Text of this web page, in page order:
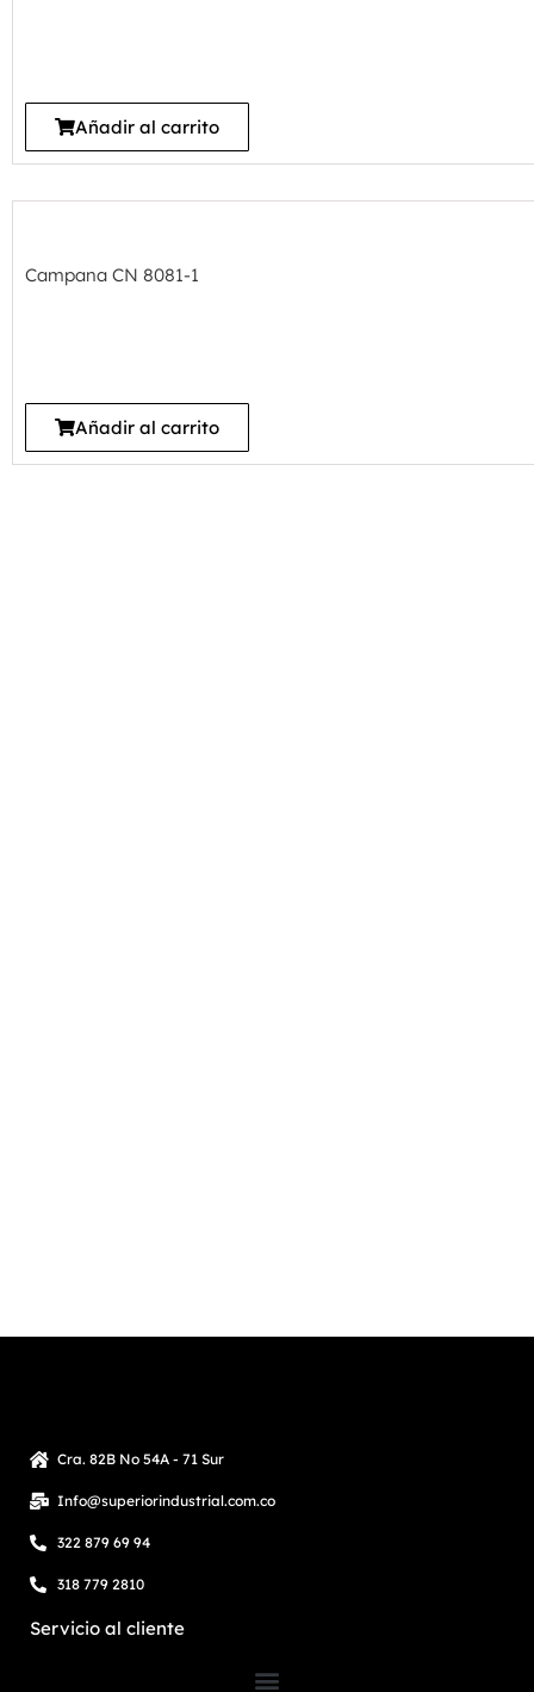
Añadir al carrito
Campana CN 8081-1
Añadir al carrito
Cra. 82B No 54A - 71 Sur
Info@superiorindustrial.com.co
322 879 69 94
318 779 2810
Servicio al cliente